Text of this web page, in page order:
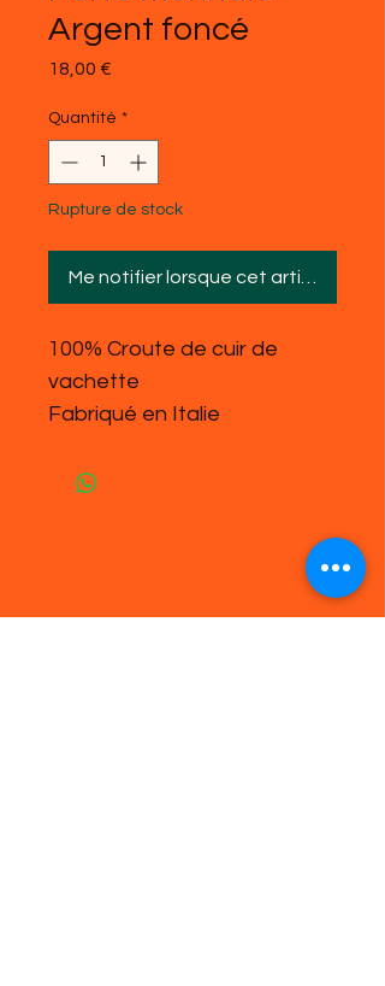
Argent foncé
18,00 €
Quantité *
Rupture de stock
Me notifier lorsque cet article est
100% Croute de cuir de
vachette
Fabriqué en Italie